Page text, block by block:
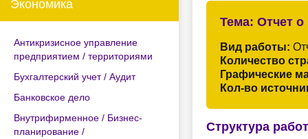
Экономика
Антикризисное управление
предприятием / территориями
Бухгалтерский учет / Аудит
Банковское дело
Внутрифирменное / Бизнес-
планирование /
Тема: Отчет
Вид работы:
Количество
Графические
Кол-во
Структура